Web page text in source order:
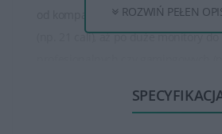
od kompaktowych ekranów do
(np. 21 cali), aż po duże monitory do
obrazu, takich jak standardowy
ROZWIŃ PEŁEN